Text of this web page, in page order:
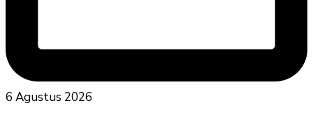
6 Agustus 2026